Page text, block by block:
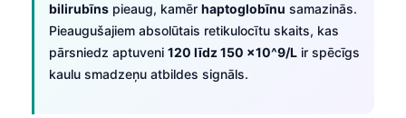
bilirubīns pieaug, kamēr haptoglobīnu samazinās.
Pieaugušajiem absolūtais retikulocītu skaits, kas
pārsniedz aptuveni 120 līdz 150 ×10^9/L ir spēcīgs
kaulu smadzeņu atbildes signāls.